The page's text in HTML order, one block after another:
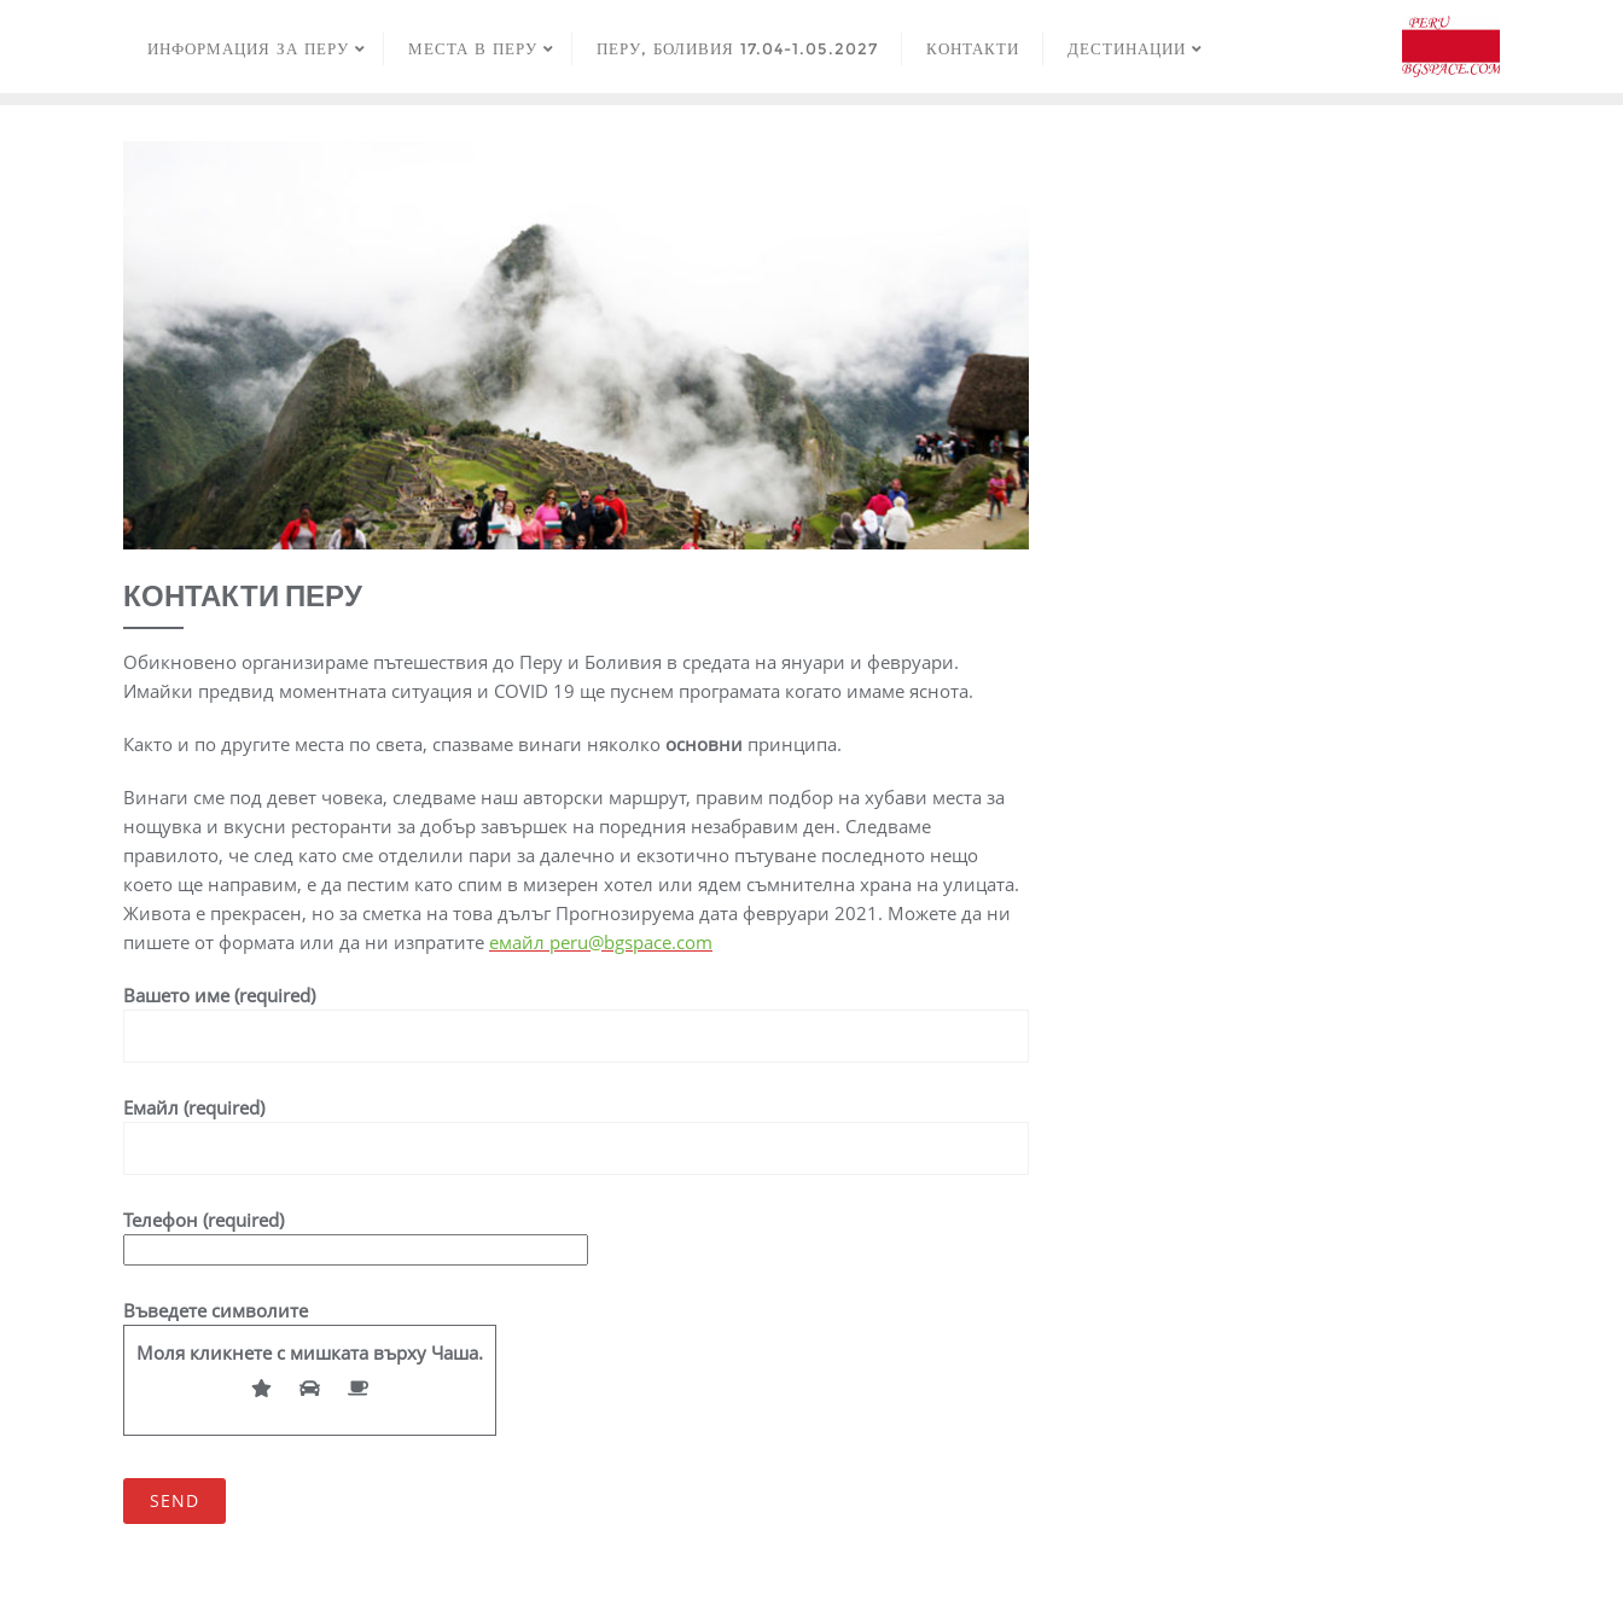
ИНФОРМАЦИЯ ЗА ПЕРУ МЕСТА В ПЕРУ ПЕРУ, БОЛИВИЯ 17.04-1.05.2027 КОНТАКТИ ДЕСТИНАЦИИ
КОНТАКТИ ПЕРУ
Обикновено организираме пътешествия до Перу и Боливия в средата на януари и февруари.
Имайки предвид моментната ситуация и COVID 19 ще пуснем програмата когато имаме яснота.
Както и по другите места по света, спазваме винаги няколко основни принципа.
Винаги сме под девет човека, следваме наш авторски маршрут, правим подбор на хубави места за
нощувка и вкусни ресторанти за добър завършек на поредния незабравим ден. Следваме
правилото, че след като сме отделили пари за далечно и екзотично пътуване последното нещо
което ще направим, е да пестим като спим в мизерен хотел или ядем съмнителна храна на улицата.
Живота е прекрасен, но за сметка на това дълъг Прогнозируема дата февруари 2021. Можете да ни
пишете от формата или да ни изпратите емайл peru@bgspace.com
Вашето име (required)
Емайл (required)
Телефон (required)
Въведете символите
Моля кликнете с мишката върху Чаша.